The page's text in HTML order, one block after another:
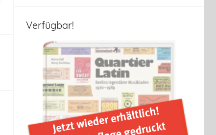
Verfügbar!